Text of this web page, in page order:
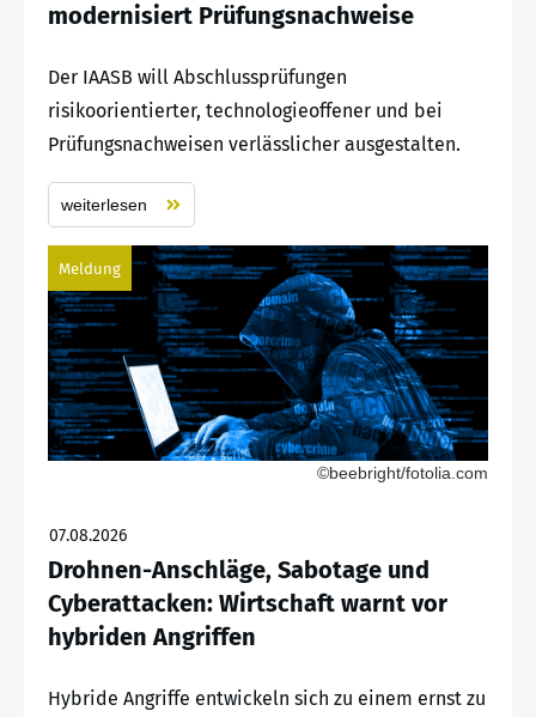
modernisiert Prüfungsnachweise
Der IAASB will Abschlussprüfungen
risikoorientierter, technologieoffener und bei
Prüfungsnachweisen verlässlicher ausgestalten.
weiterlesen
Meldung
©beebright/fotolia.com
07.08.2026
Drohnen-Anschläge, Sabotage und
Cyberattacken: Wirtschaft warnt vor
hybriden Angriffen
Hybride Angriffe entwickeln sich zu einem ernst zu